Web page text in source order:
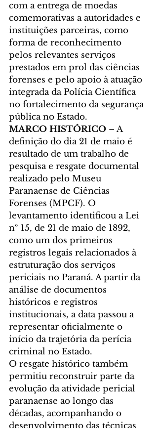
com a entrega de moedas
comemorativas a autoridades e
instituições parceiras, como
forma de reconhecimento
pelos relevantes serviços
prestados em prol das ciências
forenses e pelo apoio à atuação
integrada da Polícia Científica
no fortalecimento da segurança
pública no Estado.
MARCO HISTÓRICO – A
definição do dia 21 de maio é
resultado de um trabalho de
pesquisa e resgate documental
realizado pelo Museu
Paranaense de Ciências
Forenses (MPCF). O
levantamento identificou a Lei
nº 15, de 21 de maio de 1892,
como um dos primeiros
registros legais relacionados à
estruturação dos serviços
periciais no Paraná. A partir da
análise de documentos
históricos e registros
institucionais, a data passou a
representar oficialmente o
início da trajetória da perícia
criminal no Estado.
O resgate histórico também
permitiu reconstruir parte da
evolução da atividade pericial
paranaense ao longo das
décadas, acompanhando o
desenvolvimento das técnicas